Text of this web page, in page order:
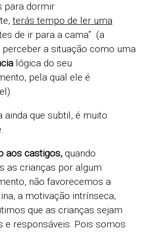
para dormir
terás tempo de ler uma
de ir para a cama” (a
perceber a situação como uma
lógica do seu
pela qual ele é
ainda que subtil, é muito
aos castigos, quando
as crianças por algum
não favorecemos a
a motivação intrínseca,
que as crianças sejam
e responsáveis. Pois somos